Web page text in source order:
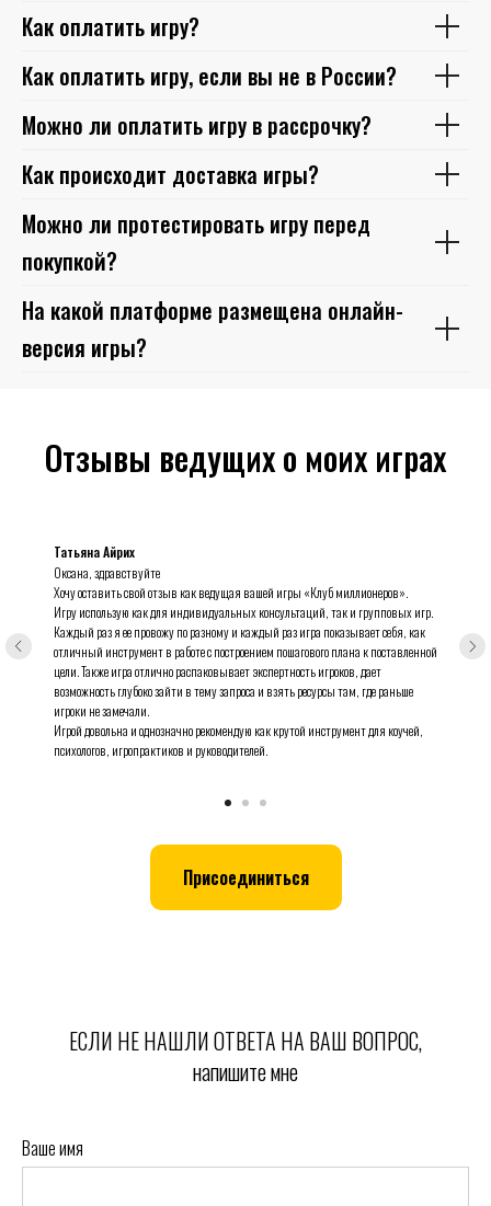
Как оплатить игру?
Как оплатить игру, если вы не в России?
Можно ли оплатить игру в рассрочку?
Как происходит доставка игры?
Можно ли протестировать игру перед
покупкой?
На какой платформе размещена онлайн-
версия игры?
Отзывы ведущих о моих играх
Татьяна Айрих
Оксана, здравствуйте
Хочу оставить свой отзыв как ведущая вашей игры «Клуб миллионеров».
Игру использую как для индивидуальных консультаций, так и групповых игр.
Каждый раз я ее провожу по разному и каждый раз игра показывает себя, как
отличный инструмент в работе с построением пошагового плана к поставленной
цели. Также игра отлично распаковывает экспертность игроков, дает
возможность глубоко зайти в тему запроса и взять ресурсы там, где раньше
игроки не замечали.
Игрой довольна и однозначно рекомендую как крутой инструмент для коучей,
психологов, игропрактиков и руководителей.
Присоединиться
ЕСЛИ НЕ НАШЛИ ОТВЕТА НА ВАШ ВОПРОС,
напишите мне
Ваше имя